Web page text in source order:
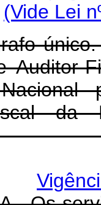
(Vide Lei
Auditor-